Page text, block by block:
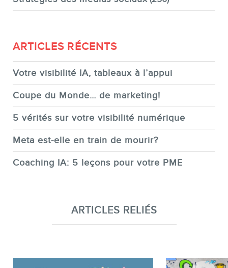
ARTICLES RÉCENTS
Votre visibilité IA, tableaux à l’appui
Coupe du Monde… de marketing!
5 vérités sur votre visibilité numérique
Meta est-elle en train de mourir?
Coaching IA: 5 leçons pour votre PME
ARTICLES RELIÉS